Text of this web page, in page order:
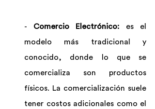
- Comercio Electrónico: es el
modelo más tradicional y
conocido, donde lo que se
comercializa son productos
físicos. La comercialización suele
tener costos adicionales como el